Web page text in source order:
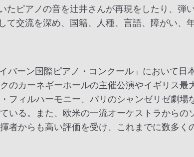
たピアノの音を辻井さんが再現をしたり、弾
て交流を深め、国籍、人種、言語、障がい、
バーン国際ピアノ・コンクール」において
のカーネギーホールの主催公演やイギリス
フィルハーモニー、パリのシャンゼリゼ劇
いる。また、欧米の一流オーケストラから
者からも高い評価を受け、これまでに数多く